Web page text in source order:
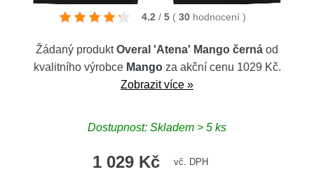
4.2 / 5 ( 30 hodnocení )
Žádaný produktOveral 'Atena' Mango černá od
kvalitního výrobce Mangoza akční cenu 1029 Kč.
Zobrazit více »
Dostupnost: Skladem > 5 ks
1 029 Kč vč. DPH